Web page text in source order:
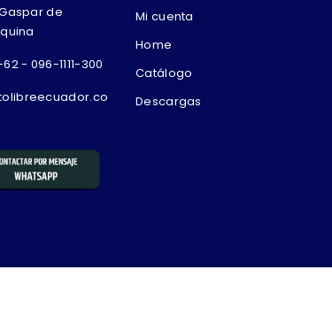
de
- 096-1111-300
Mi cuenta
Home
Catálogo
Descargas